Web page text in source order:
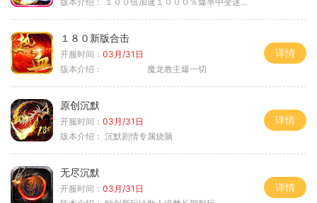
１８０新版合击
开服时间： 03月/31日
版本介绍：
魔龙教主爆一切
详情
原创沉默
开服时间： 03月/31日
版本介绍： 沉默剧情专属烧脑
详情
无尽沉默
开服时间： 03月/31日
详情